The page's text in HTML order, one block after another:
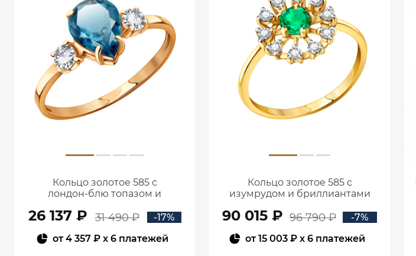
Кольцо золотое 585 с
лондон‑блю топазом и
26 137 ₽ 31 490 ₽
-17%
от4 357 ₽x 6 платежей
Кольцо золотое 585 с
изумрудом и бриллиантами
90 015 ₽ 96 790 ₽
-7%
от15 003 ₽ x 6 платежей